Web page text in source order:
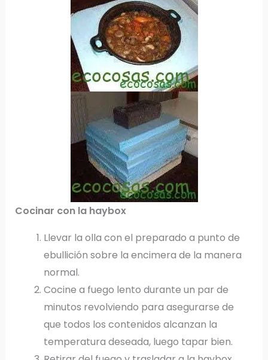
Cocinar con la haybox
Llevar la olla con el preparado a punto de
ebullición sobre la encimera de la manera
normal.
Cocine a fuego lento durante un par de
minutos revolviendo para asegurarse de
que todos los contenidos alcanzan la
temperatura deseada, luego tapar bien.